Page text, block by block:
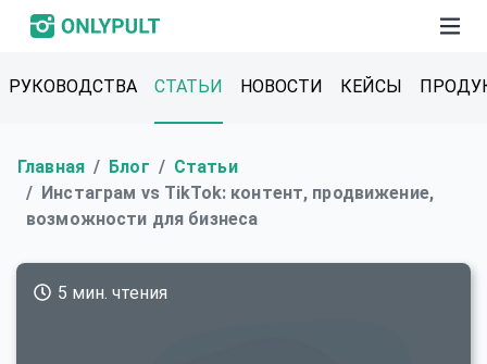
РУКОВОДСТВА СТАТЬИ НОВОСТИ КЕЙСЫ
Главная Блог
Статьи
Инстаграм vs TikTok: контент, продвижение,
возможности для бизнеса
5 мин. чтения